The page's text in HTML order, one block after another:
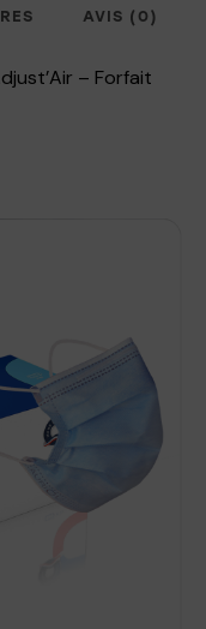
AVIS (0)
– Forfait